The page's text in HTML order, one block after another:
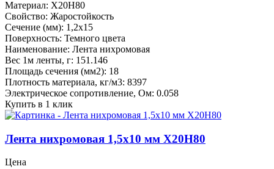
Материал: Х20Н80
Свойство: Жаростойкость
Сечение (мм): 1,2x15
Поверхность: Темного цвета
Наименование: Лента нихромовая
Вес 1м ленты, г: 151.146
Площадь сечения (мм2): 18
Плотность материала, кг/м3: 8397
Электрическое сопротивление, Ом: 0.058
Купить в 1 клик
Лента нихромовая 1,5x10 мм Х20Н80
Цена